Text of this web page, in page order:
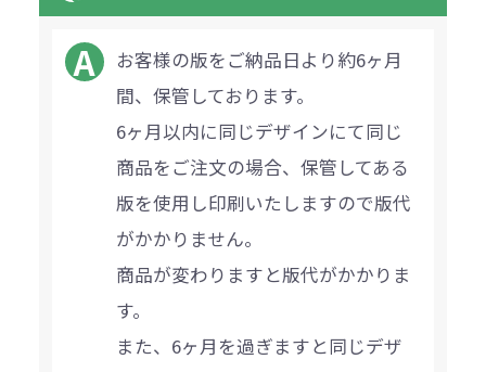
お客様の版をご納品日より約6ヶ月
間、保管しております。
6ヶ月以内に同じデザインにて同じ
商品をご注文の場合、保管してある
版を使用し印刷いたしますので版代
がかかりません。
商品が変わりますと版代がかかりま
す。
また、6ヶ月を過ぎますと同じデザ